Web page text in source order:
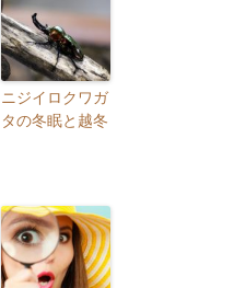
ニジイロクワガ
タの冬眠と越冬